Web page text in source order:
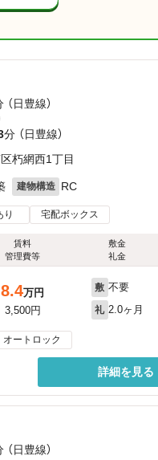
（日豊線）
分 （日豊線）
朽網西1丁目
建物構造 RC
り 宅配ボックス
賃料
管理費等
敷金
礼金
8.4万円
3,500円
敷 不要
礼 2.0ヶ月
オートロック
詳細を見る
（日豊線）